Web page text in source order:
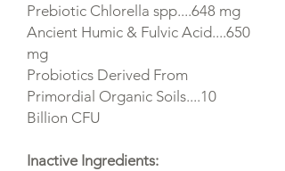
Prebiotic Chlorella spp....648 mg
Ancient Humic & Fulvic Acid....650
mg
Probiotics Derived From
Primordial Organic Soils....10
Billion CFU
Inactive Ingredients: